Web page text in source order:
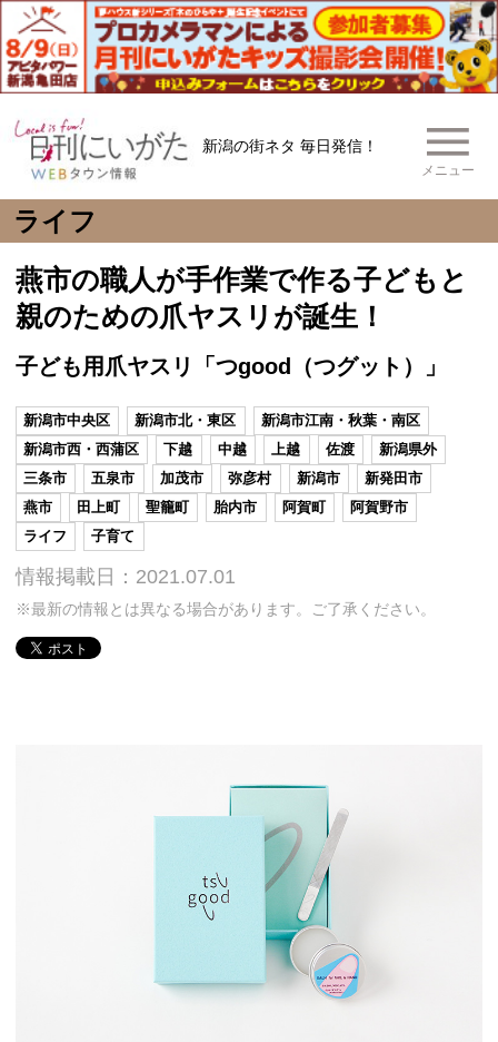
新潟の街ネタ 毎日発信！
メニュー
ライフ
燕市の職人が手作業で作る子どもと
親のための爪ヤスリが誕生！
子ども用爪ヤスリ「つgood（つグット）」
新潟市中央区 新潟市北・東区
新潟市江南・秋葉・南区
新潟市西・西蒲区
下越 中越 上越 佐渡
新潟県外
三条市
五泉市 加茂市 弥彦村 新潟市
新発田市
燕市
田上町 聖籠町 胎内市 阿賀町
阿賀野市
ライフ
子育て
情報掲載日：2021.07.01
※最新の情報とは異なる場合があります。ご了承ください。